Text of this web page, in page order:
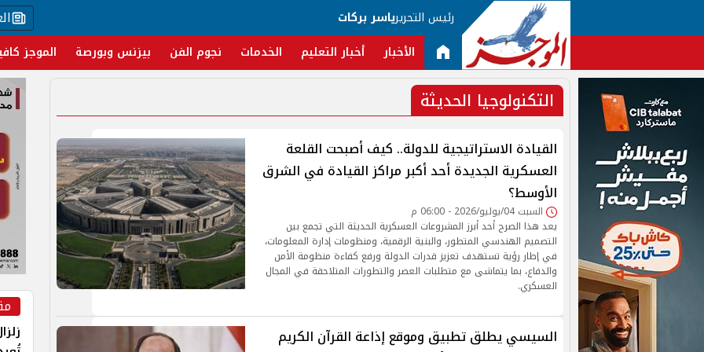
رئيس التحريرياسر بركات
الأخبار أخبار التعليم الخدمات نجوم الفن بيزنس وبورصة الموجز
التكنولوجيا الحديثة
القيادة الاستراتيجية للدولة.. كيف أصبحت القلعة
العسكرية الجديدة أحد أكبر مراكز القيادة في الشرق
الأوسط؟
السبت 04/يوليو/2026 - 06:00 م
يعد هذا الصرح أحد أبرز المشروعات العسكرية الحديثة التي تجمع بين
التصميم الهندسي المتطور، والبنية الرقمية، ومنظومات إدارة المعلومات،
في إطار رؤية تستهدف تعزيز قدرات الدولة ورفع كفاءة منظومة الأمن
والدفاع، بما يتماشى مع متطلبات العصر والتطورات المتلاحقة في المجال
العسكري.
السيسي يطلق تطبيق وموقع إذاعة القرآن الكريم